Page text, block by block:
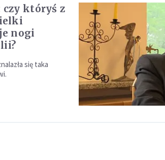
czy któryś z
nogi
się taka